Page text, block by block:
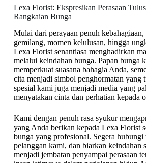
Lexa Florist: Ekspresikan Perasaan
Rangkaian Bunga
Mulai dari perayaan penuh
gemilang, momen kelulusan, hingga
Lexa Florist senantiasa menghadirkan
melalui keindahan bunga. Papan bunga
memperkuat suasana bahagia Anda,
cita menjadi simbol penghormatan yang
spesial kami juga menjadi media yang
menyatakan cinta dan perhatian kepada
Kami dengan penuh rasa syukur
yang Anda berikan kepada Lexa Florist
bunga yang profesional. Segera hubungi
pelanggan kami, dan biarkan keindahan
menjadi jembatan penyampai perasaan